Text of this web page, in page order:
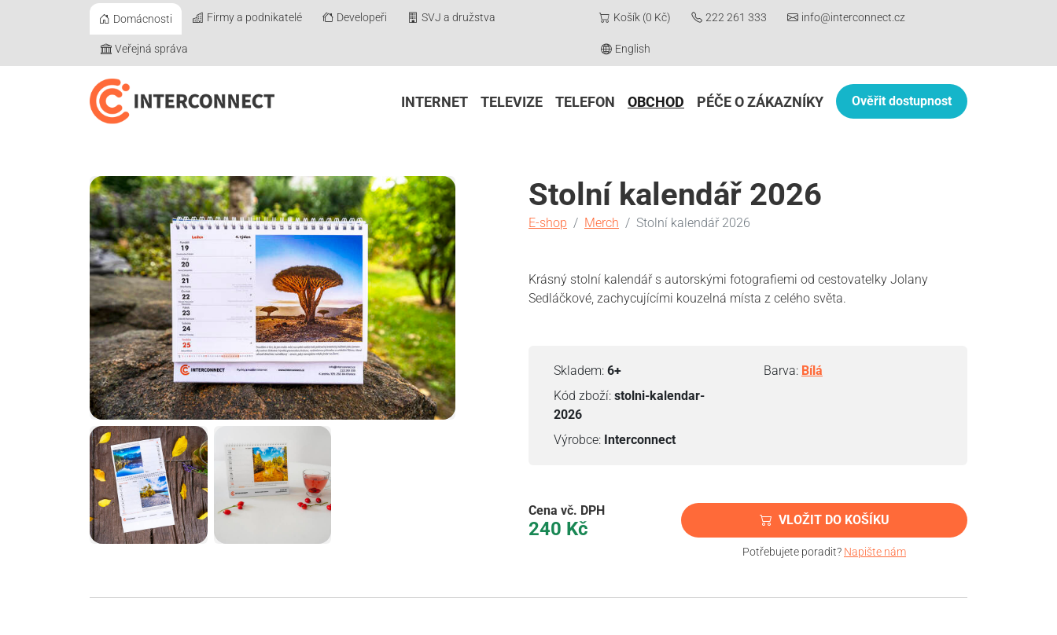
Domácnosti Firmy a podnikatelé Developeři SVJ a družstva
Veřejná správa
Košík (0 Kč) 222 261 333 info@interconnect.cz
English
INTERNET TELEVIZE TELEFON OBCHOD PÉČE O ZÁKAZNÍKY Ověřit dostupnost
Stolní kalendář 2026
E-shop Merch Stolní kalendář 2026
Krásný stolní kalendář s autorskými fotografiemi od cestovatelky Jolany
Sedláčkové, zachycujícími kouzelná místa z celého světa.
Skladem: 6+
Kód zboží: stolni-kalendar-
2026
Výrobce: Interconnect
Barva: Bílá
Cena vč. DPH
240 Kč VLOŽIT DO KOŠÍKU
Potřebujete poradit? Napište nám